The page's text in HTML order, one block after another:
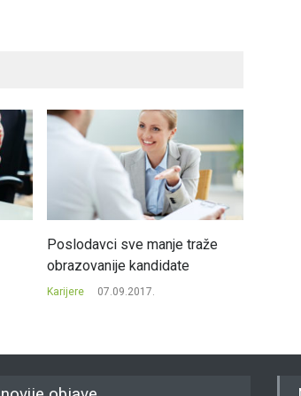
Poslodavci sve manje traže
obrazovanije kandidate
Karijere 07.09.2017.